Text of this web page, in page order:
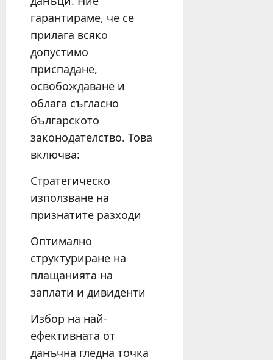
гарантираме, че се
прилага всяко
допустимо
приспадане,
освобождаване и
облага съгласно
българското
законодателство. Това
включва:
Стратегическо
използване на
признатите разходи
Оптимално
структуриране на
плащанията на
заплати и дивиденти
Избор на най-
ефективната от
данъчна гледна точка